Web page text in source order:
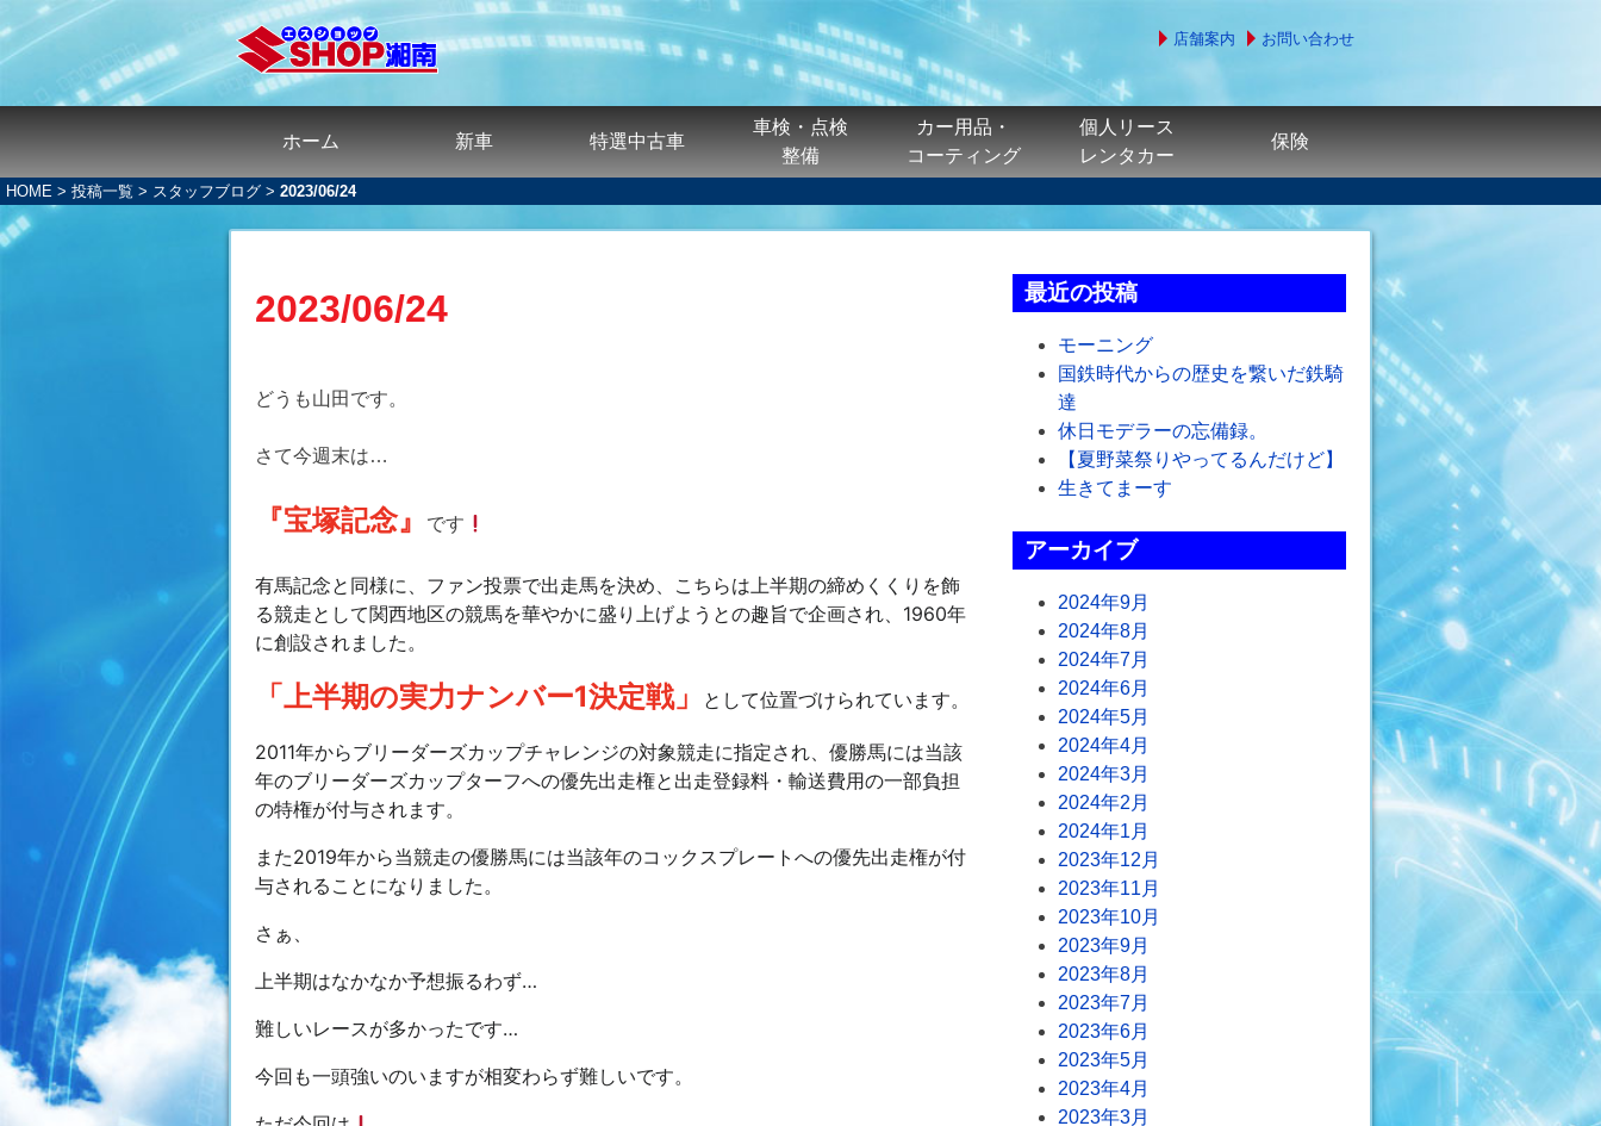
店舗案内 お問い合わせ
ホーム 新車 特選中古車
車検・点検
整備
カー用品・
コーティング
個人リース
レンタカー
保険
HOME > 投稿一覧 > スタッフブログ > 2023/06/24
2023/06/24
どうも山田です。
さて今週末は…
『宝塚記念』 です
有馬記念と同様に、ファン投票で出走馬を決め、こちらは上半期の締めくくりを飾
る競走として関西地区の競馬を華やかに盛り上げようとの趣旨で企画され、1960年
に創設されました。
「上半期の実力ナンバー1決定戦」 として位置づけられています。
2011年からブリーダーズカップチャレンジの対象競走に指定され、優勝馬には当該
年のブリーダーズカップターフへの優先出走権と出走登録料・輸送費用の一部負担
の特権が付与されます。
また2019年から当競走の優勝馬には当該年のコックスプレートへの優先出走権が付
与されることになりました。
さぁ、
上半期はなかなか予想振るわず…
難しいレースが多かったです…
今回も一頭強いのいますが相変わらず難しいです。
最近の投稿
モーニング
国鉄時代からの歴史を繋いだ鉄騎
達
休日モデラーの忘備録。
【夏野菜祭りやってるんだけど】
生きてまーす
アーカイブ
2024年9月
2024年8月
2024年7月
2024年6月
2024年5月
2024年4月
2024年3月
2024年2月
2024年1月
2023年12月
2023年11月
2023年10月
2023年9月
2023年8月
2023年7月
2023年6月
2023年5月
2023年4月
2023年3月